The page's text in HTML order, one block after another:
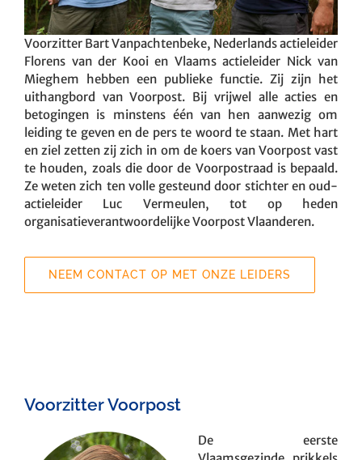
Voorzitter Bart Vanpachtenbeke, Nederlands actieleider
Florens van der Kooi en Vlaams actieleider Nick van
Mieghem hebben een publieke functie. Zij zijn het
uithangbord van Voorpost. Bij vrijwel alle acties en
betogingen is minstens één van hen aanwezig om
leiding te geven en de pers te woord te staan. Met hart
en ziel zetten zij zich in om de koers van Voorpost vast
te houden, zoals die door de Voorpostraad is bepaald.
Ze weten zich ten volle gesteund door stichter en oud-
actieleider Luc Vermeulen, tot op heden
organisatieverantwoordelijke Voorpost Vlaanderen.
NEEM CONTACT OP MET ONZE LEIDERS
Voorzitter Voorpost
De eerste